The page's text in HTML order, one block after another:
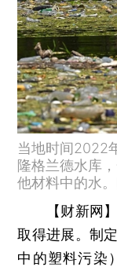
当地时间2022
隆格兰德水库
他材料中的水
【财新网】
取得进展。制
中的塑料污染